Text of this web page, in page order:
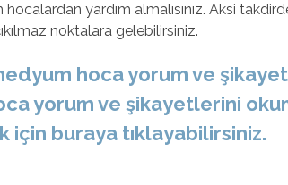
yardım almalısınız. Aksi
noktalara gelebilirsiniz.
hoca yorum ve
yorum ve şikayetlerini
için buraya tıklayabilirsiniz.